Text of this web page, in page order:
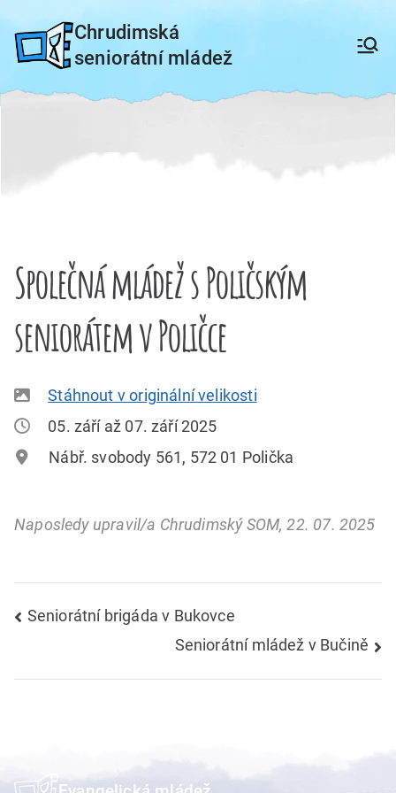
na
Chrudimská
seniorátní mládež
Společná mládež s Poličským
seniorátem v Poličce
Stáhnout v originální velikosti
05. září až 07. září 2025
Nábř. svobody 561, 572 01 Polička
Naposledy upravil/a Chrudimský SOM, 22. 07. 2025
Navigace
Seniorátní brigáda v Bukovce
Seniorátní mládež v Bučině